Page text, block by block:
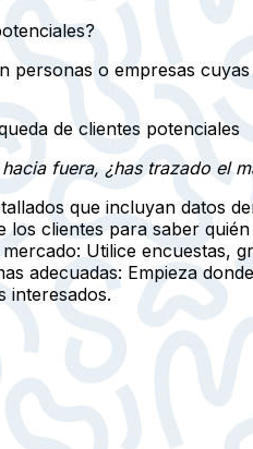
personas o empresas
de clientes potenciales
fuera, ¿has trazado el
que incluyan datos
los clientes para saber
Utilice encuestas,
adecuadas: Empieza
interesados.